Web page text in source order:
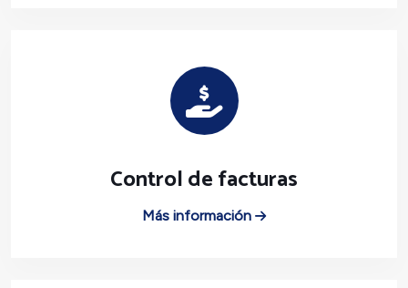
Control de facturas
Más información